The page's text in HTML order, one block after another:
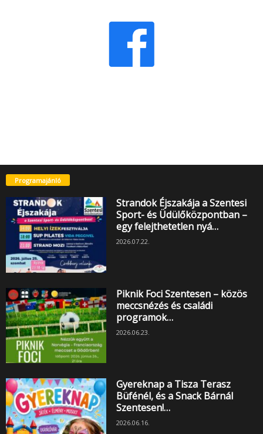
Programajánló
Strandok Éjszakája a Szentesi
Sport- és Üdülőközpontban –
egy felejthetetlen nyá…
2026.07.22.
Piknik Foci Szentesen – közös
meccsnézés és családi
programok…
2026.06.23.
Gyereknap a Tisza Terasz
Büfénél, és a Snack Bárnál
Szentesen!…
2026.06.16.